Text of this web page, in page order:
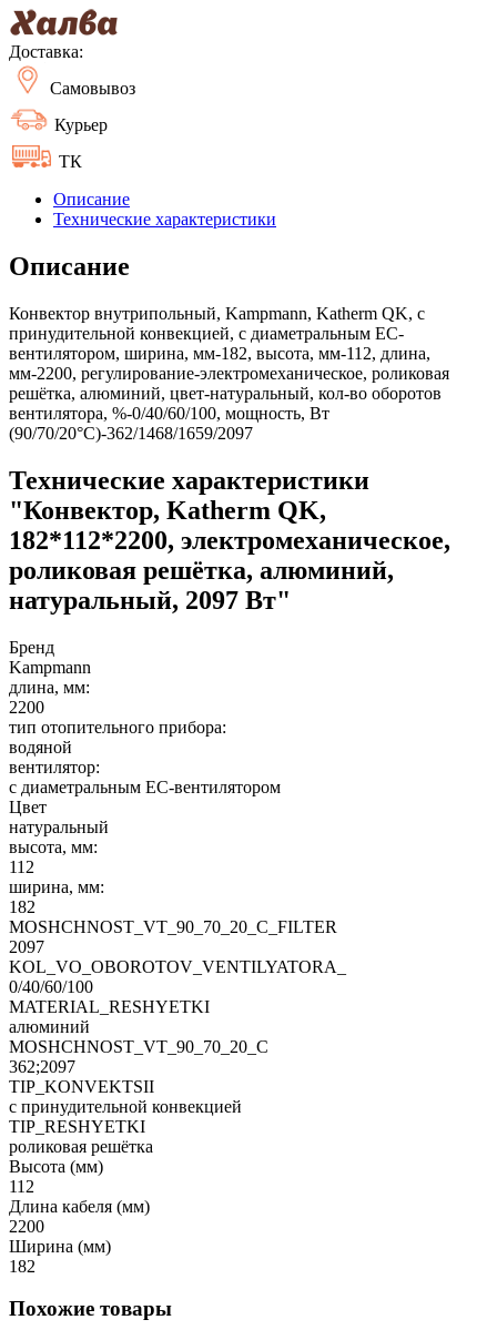
Доставка:
Самовывоз
Курьер
ТК
Описание
Технические характеристики
Описание
Конвектор внутрипольный, Kampmann, Katherm QK, с
принудительной конвекцией, с диаметральным EC-
вентилятором, ширина, мм-182, высота, мм-112, длина,
мм-2200, регулирование-электромеханическое, роликовая
решётка, алюминий, цвет-натуральный, кол-во оборотов
вентилятора, %-0/40/60/100, мощность, Вт
(90/70/20°C)-362/1468/1659/2097
Технические характеристики
"Конвектор, Katherm QK,
182*112*2200, электромеханическое,
роликовая решётка, алюминий,
натуральный, 2097 Вт"
Бренд
Kampmann
длина, мм:
2200
тип отопительного прибора:
водяной
вентилятор:
с диаметральным EC-вентилятором
Цвет
натуральный
высота, мм:
112
ширина, мм:
182
MOSHCHNOST_VT_90_70_20_C_FILTER
2097
KOL_VO_OBOROTOV_VENTILYATORA_
0/40/60/100
MATERIAL_RESHYETKI
алюминий
MOSHCHNOST_VT_90_70_20_C
362;2097
TIP_KONVEKTSII
с принудительной конвекцией
TIP_RESHYETKI
роликовая решётка
Высота (мм)
112
Длина кабеля (мм)
2200
Ширина (мм)
182
Похожие товары